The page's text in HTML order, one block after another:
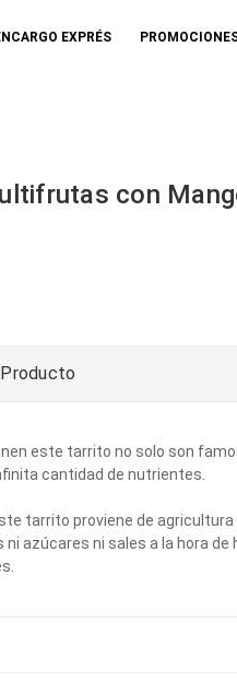
EXPRÉS
con
este tarrito no solo son
cantidad de nutrientes.
tarrito proviene de
azúcares ni sales a la hora